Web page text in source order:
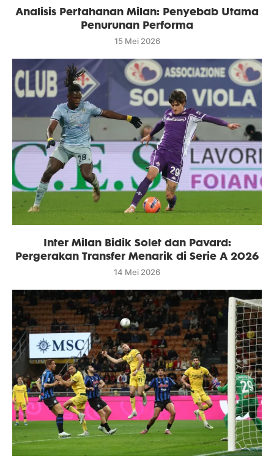
Analisis Pertahanan Milan: Penyebab Utama
Penurunan Performa
15 Mei 2026
Inter Milan Bidik Solet dan Pavard:
Pergerakan Transfer Menarik di Serie A 2026
14 Mei 2026